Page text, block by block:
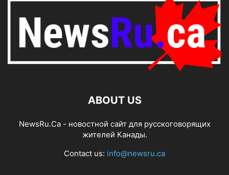
ABOUT US
NewsRu.Ca - новостной сайт для русскоговорящих
жителей Канады.
Contact us: info@newsru.ca